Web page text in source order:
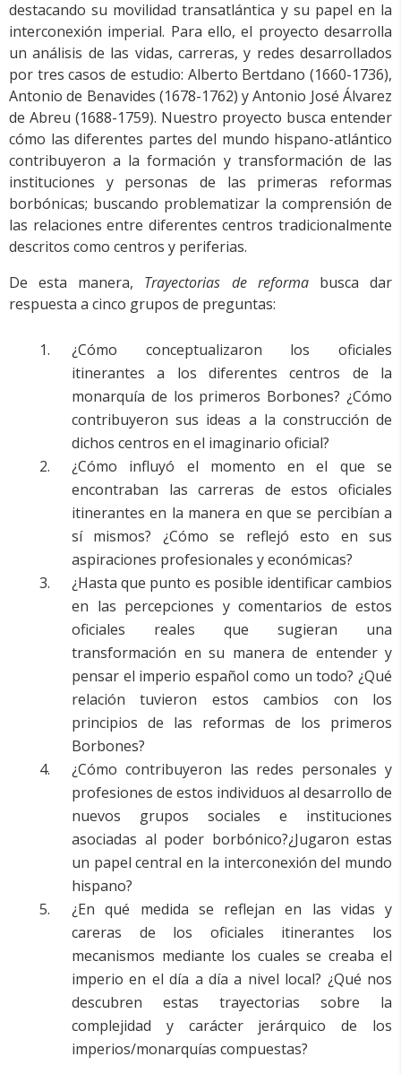
destacando su movilidad transatlántica y su papel en la
interconexión imperial. Para ello, el proyecto desarrolla
un análisis de las vidas, carreras, y redes desarrollados
por tres casos de estudio: Alberto Bertdano (1660-1736),
Antonio de Benavides (1678-1762) y Antonio José Álvarez
de Abreu (1688-1759). Nuestro proyecto busca entender
cómo las diferentes partes del mundo hispano-atlántico
contribuyeron a la formación y transformación de las
instituciones y personas de las primeras reformas
borbónicas; buscando problematizar la comprensión de
las relaciones entre diferentes centros tradicionalmente
descritos como centros y periferias.
De esta manera, Trayectorias de reformabusca dar
respuesta a cinco grupos de preguntas:
¿Cómo conceptualizaron los oficiales
itinerantes a los diferentes centros de la
monarquía de los primeros Borbones? ¿Cómo
contribuyeron sus ideas a la construcción de
dichos centros en el imaginario oficial?
¿Cómo influyó el momento en el que se
encontraban las carreras de estos oficiales
itinerantes en la manera en que se percibían a
sí mismos? ¿Cómo se reflejó esto en sus
aspiraciones profesionales y económicas?
¿Hasta que punto es posible identificar cambios
en las percepciones y comentarios de estos
oficiales reales que sugieran una
transformación en su manera de entender y
pensar el imperio español como un todo? ¿Qué
relación tuvieron estos cambios con los
principios de las reformas de los primeros
Borbones?
¿Cómo contribuyeron las redes personales y
profesiones de estos individuos al desarrollo de
nuevos grupos sociales e instituciones
asociadas al poder borbónico?¿Jugaron estas
un papel central en la interconexión del mundo
hispano?
¿En qué medida se reflejan en las vidas y
careras de los oficiales itinerantes los
mecanismos mediante los cuales se creaba el
imperio en el día a día a nivel local? ¿Qué nos
descubren estas trayectorias sobre la
complejidad y carácter jerárquico de los
imperios/monarquías compuestas?